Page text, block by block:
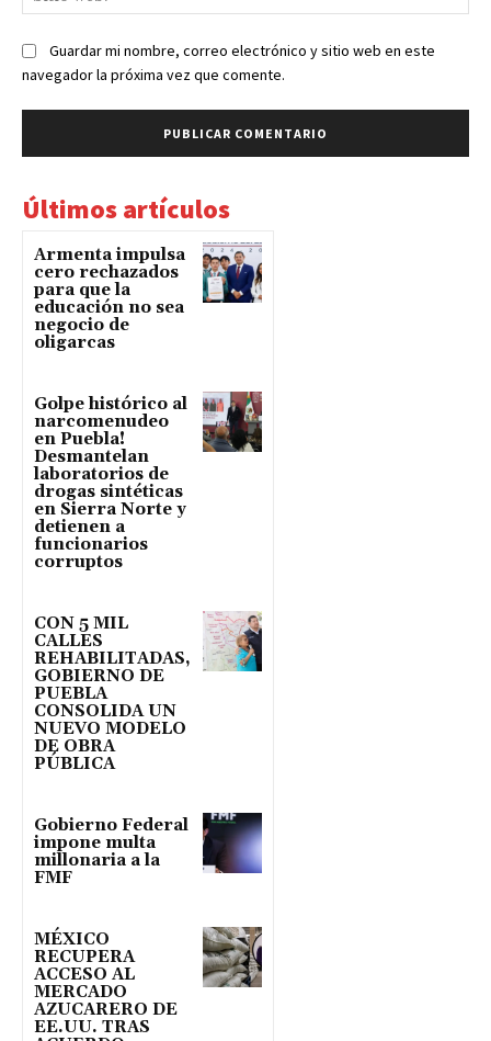
Guardar mi nombre, correo electrónico y sitio web en este
navegador la próxima vez que comente.
Últimos artículos
Armenta impulsa
cero rechazados
para que la
educación no sea
negocio de
oligarcas
Golpe histórico al
narcomenudeo
en Puebla!
Desmantelan
laboratorios de
drogas sintéticas
en Sierra Norte y
detienen a
funcionarios
corruptos
CON 5 MIL
CALLES
REHABILITADAS,
GOBIERNO DE
PUEBLA
CONSOLIDA UN
NUEVO MODELO
DE OBRA
PÚBLICA
Gobierno Federal
impone multa
millonaria a la
FMF
MÉXICO
RECUPERA
ACCESO AL
MERCADO
AZUCARERO DE
EE.UU. TRAS